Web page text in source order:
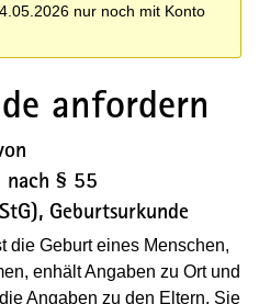
nur noch mit Konto
anfordern
nach § 55
Geburtsurkunde
die Geburt eines Menschen,
enhält Angaben zu Ort und
Angaben zu den Eltern. Sie